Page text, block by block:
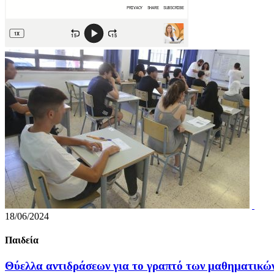
18/06/2024
Παιδεία
Θύελλα αντιδράσεων για το γραπτό των